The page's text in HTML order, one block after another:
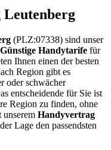
(PLZ:07338) sind unser
Günstige Handytarife für
Ihnen einen der besten
Region gibt es
oder schwächer
entscheidende für Sie ist
Region zu finden, ohne
unserem Handyvertrag
Lage den passendsten